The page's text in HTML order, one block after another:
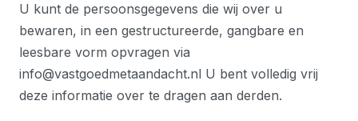
U kunt de persoonsgegevens die wij over u
bewaren, in een gestructureerde, gangbare en
leesbare vorm opvragen via
info@vastgoedmetaandacht.nl U bent volledig vrij
deze informatie over te dragen aan derden.